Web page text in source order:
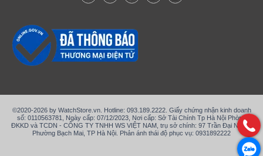
©2020-2026 by WatchStore.vn. Hotline: 093.189.2222. Giấy chứng nhận kinh doanh
số: 0110563781, Ngày cấp: 07/12/2023, Nơi cấp: Sở Tài Chính Tp Hà Nội Phòng
ĐKKD và TCDN - CÔNG TY TNHH WS VIỆT NAM, trụ sở chính: 97 Trần Đại Nghĩa,
Phường Bạch Mai, TP Hà Nội. Phản ánh thái độ phục vụ: 0931892222